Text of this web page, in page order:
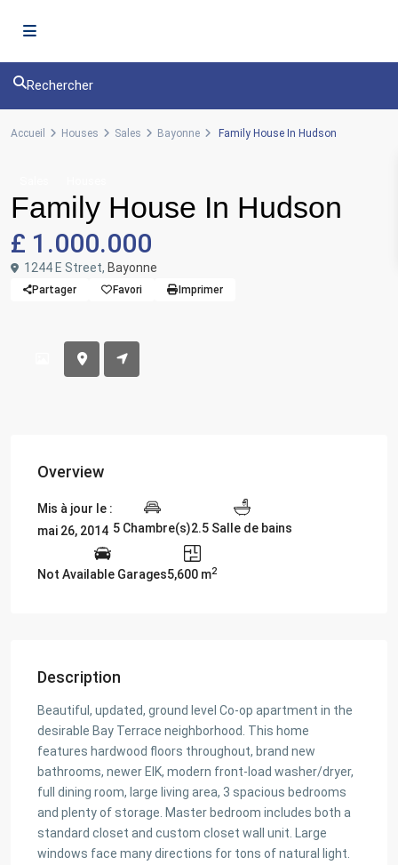
Rechercher
Accueil Houses Sales Bayonne Family House In Hudson
Family House In Hudson
£ 1.000.000
1244 E Street, Bayonne
Partager Favori Imprimer
Overview
Mis à jour le :
mai 26, 2014 5 Chambre(s)2.5 Salle de bains
Not Available Garages5,600 m2
Description
Beautiful, updated, ground level Co-op apartment in the
desirable Bay Terrace neighborhood. This home
features hardwood floors throughout, brand new
bathrooms, newer EIK, modern front-load washer/dryer,
full dining room, large living area, 3 spacious bedrooms
and plenty of storage. Master bedroom includes both a
standard closet and custom closet wall unit. Large
windows face many directions for tons of natural light.